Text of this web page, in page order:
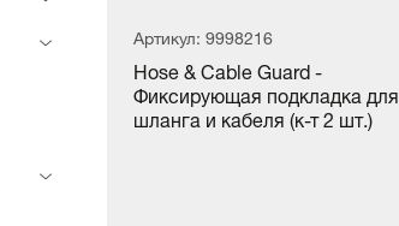
Артикул: 9998216
Hose & Cable Guard -
Фиксирующая подкладка для
шланга и кабеля (к-т 2 шт.)